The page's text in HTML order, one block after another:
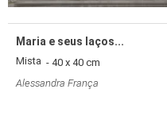
Maria e seus laços...
Mista - 40 x 40 cm
Alessandra França